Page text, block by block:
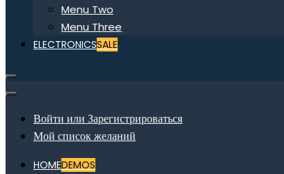
Menu Two
Menu Three
ELECTRONICSSALE
Войти или Зарегистрироваться
Мой список желаний
HOMEDEMOS